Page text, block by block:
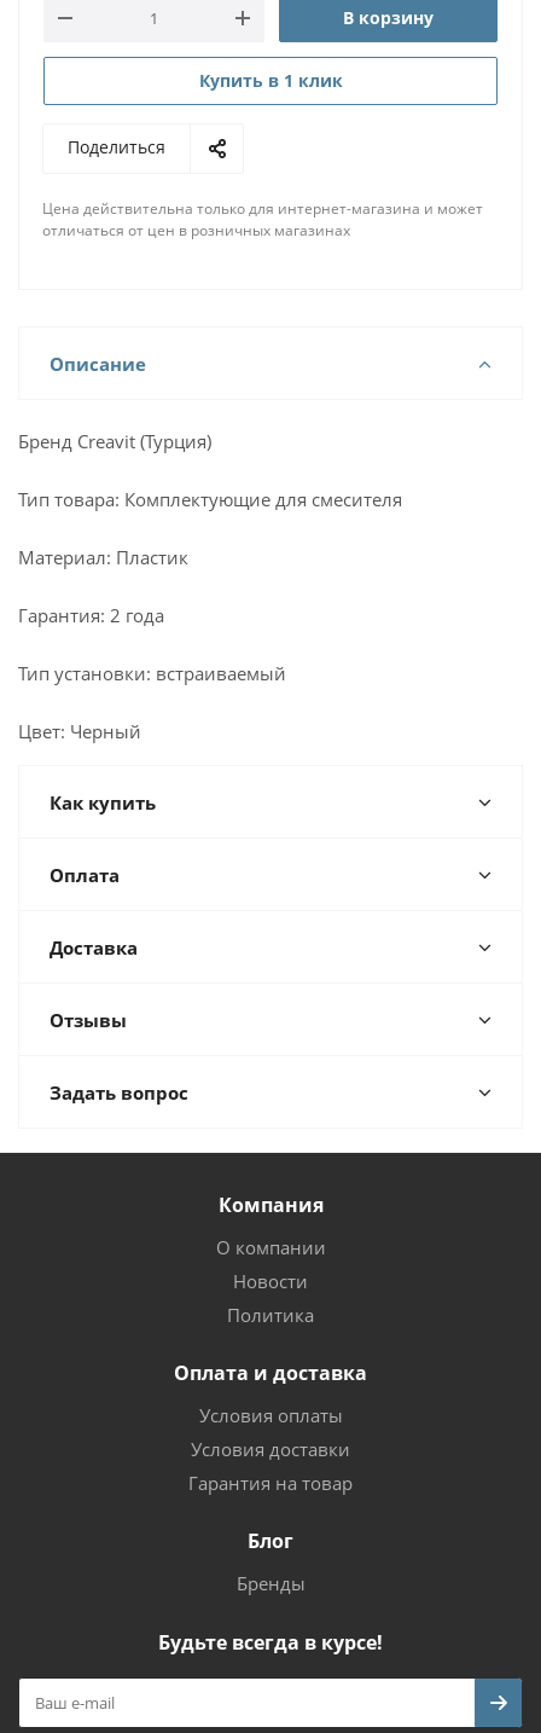
В корзину
Купить в 1 клик
Поделиться
Цена действительна только для интернет-магазина и может
отличаться от цен в розничных магазинах
Описание
Бренд Creavit (Турция)
Тип товара: Комплектующие для смесителя
Материал: Пластик
Гарантия: 2 года
Тип установки: встраиваемый
Цвет: Черный
Как купить
Оплата
Доставка
Отзывы
Задать вопрос
Компания
О компании
Новости
Политика
Оплата и доставка
Условия оплаты
Условия доставки
Гарантия на товар
Блог
Бренды
Будьте всегда в курсе!